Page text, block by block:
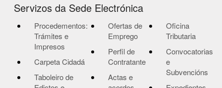
Servizos da Sede Electrónica
Procedementos:
Trámites e
Impresos
Carpeta Cidadá
Taboleiro de
Ofertas de
Emprego
Perfil de
Contratante
Actas e
Oficina
Tributaria
Convocatorias
e
Subvencións